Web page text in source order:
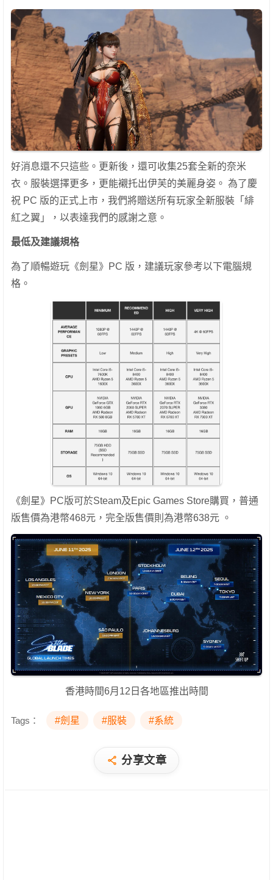
好消息還不只這些。更新後，還可收集25套全新的奈米
衣。服裝選擇更多，更能襯托出伊芙的美麗身姿。 為了慶
祝 PC 版的正式上市，我們將贈送所有玩家全新服裝「緋
紅之翼」，以表達我們的感謝之意。
最低及建議規格
為了順暢遊玩《劍星》PC 版，建議玩家參考以下電腦規
格。
《劍星》PC版可於Steam及Epic Games Store購買，普通
版售價為港幣468元，完全版售價則為港幣638元 。
香港時間6月12日各地區推出時間
Tags： #劍星 #服裝 #系統
分享文章